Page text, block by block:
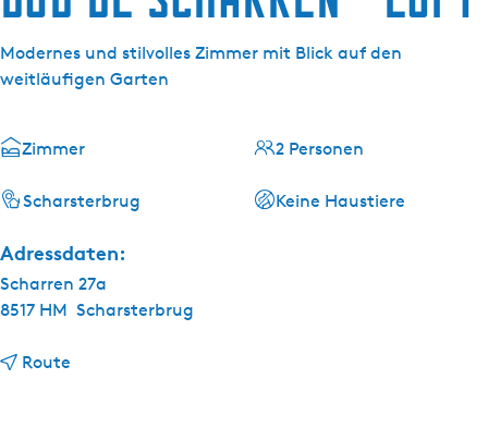
Modernes und stilvolles Zimmer mit Blick auf den
weitläufigen Garten
Zimmer
Scharsterbrug
2 Personen
Keine Haustiere
Adressdaten:
Scharren 27a
8517 HM Scharsterbrug
Route